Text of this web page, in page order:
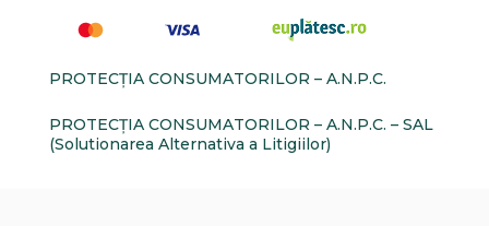
PROTECŢIA CONSUMATORILOR – A.N.P.C.
PROTECŢIA CONSUMATORILOR – A.N.P.C. – SAL
(Solutionarea Alternativa a Litigiilor)